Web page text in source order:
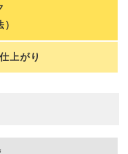
上がり